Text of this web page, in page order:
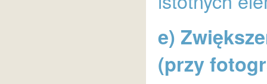
e)
(przy